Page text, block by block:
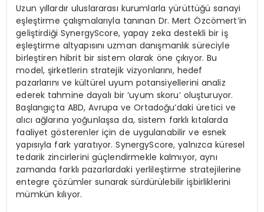
Uzun yıllardır uluslararası kurumlarla yürüttüğü sanayi
eşleştirme çalışmalarıyla tanınan Dr. Mert Özcömert’in
geliştirdiği SynergyScore, yapay zeka destekli bir iş
eşleştirme altyapısını uzman danışmanlık süreciyle
birleştiren hibrit bir sistem olarak öne çıkıyor. Bu
model, şirketlerin stratejik vizyonlarını, hedef
pazarlarını ve kültürel uyum potansiyellerini analiz
ederek tahmine dayalı bir ‘uyum skoru’ oluşturuyor.
Başlangıçta ABD, Avrupa ve Ortadoğu’daki üretici ve
alıcı ağlarına yoğunlaşsa da, sistem farklı kıtalarda
faaliyet gösterenler için de uygulanabilir ve esnek
yapısıyla fark yaratıyor. SynergyScore, yalnızca küresel
tedarik zincirlerini güçlendirmekle kalmıyor, aynı
zamanda farklı pazarlardaki yerlileştirme stratejilerine
entegre çözümler sunarak sürdürülebilir işbirliklerini
mümkün kılıyor.